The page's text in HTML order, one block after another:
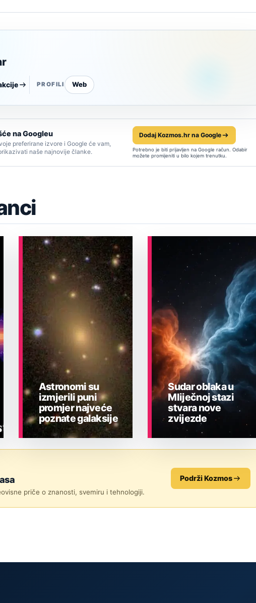
PROFILI Web
na Googleu
preferirane izvore i Google će vam,
naše najnovije članke.
Dodaj Kozmos.hr na Google
Potrebno je biti prijavljen na Google račun. Odabir
možete promijeniti u bilo kojem trenutku.
Astronomi su
izmjerili puni
promjer najveće
poznate galaksije
Sudar oblaka u
Mliječnoj stazi
stvara nove
zvijezde
priče o znanosti, svemiru i tehnologiji.
Podrži Kozmos